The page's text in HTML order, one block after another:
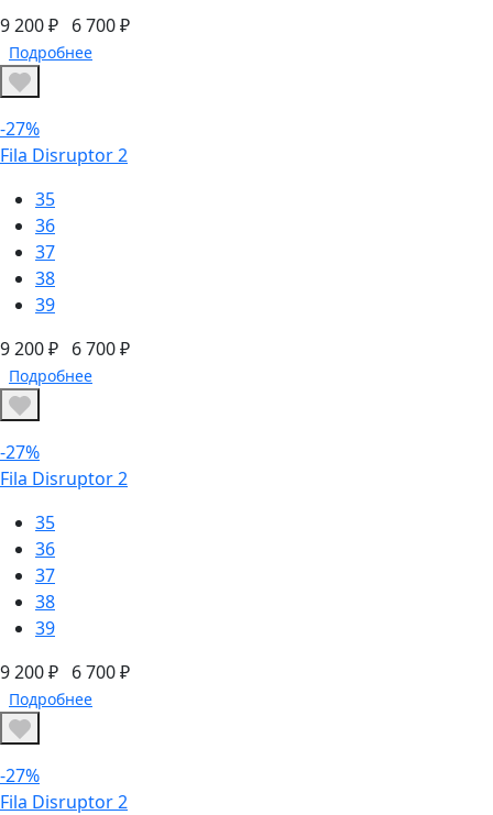
9 200 ₽ 6 700 ₽
Подробнее
-27%
Fila Disruptor 2
35
36
37
38
39
9 200 ₽ 6 700 ₽
Подробнее
-27%
Fila Disruptor 2
35
36
37
38
39
9 200 ₽ 6 700 ₽
Подробнее
-27%
Fila Disruptor 2